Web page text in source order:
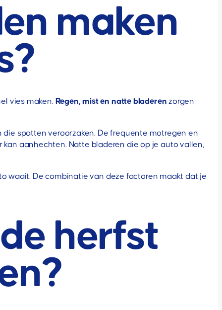
maken
vies maken. Regen, mist en natte bladeren zorgen
spatten veroorzaken. De frequente motregen en
aanhechten. Natte bladeren die op je auto vallen,
waait. De combinatie van deze factoren maakt dat je
herfst